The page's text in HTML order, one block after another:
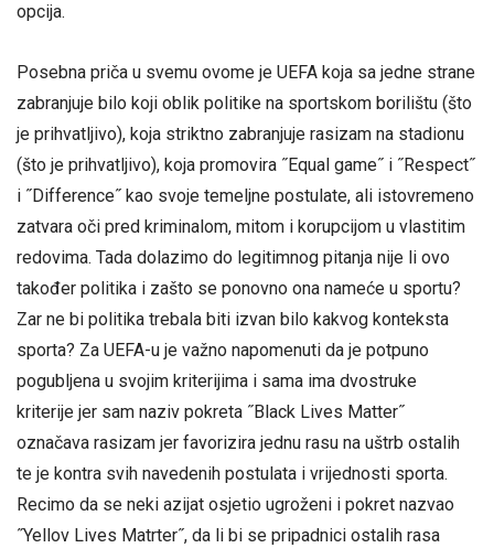
opcija.
Posebna priča u svemu ovome je UEFA koja sa jedne strane
zabranjuje bilo koji oblik politike na sportskom borilištu (što
je prihvatljivo), koja striktno zabranjuje rasizam na stadionu
(što je prihvatljivo), koja promovira ˝Equal game˝ i ˝Respect˝
i ˝Difference˝ kao svoje temeljne postulate, ali istovremeno
zatvara oči pred kriminalom, mitom i korupcijom u vlastitim
redovima. Tada dolazimo do legitimnog pitanja nije li ovo
također politika i zašto se ponovno ona nameće u sportu?
Zar ne bi politika trebala biti izvan bilo kakvog konteksta
sporta? Za UEFA-u je važno napomenuti da je potpuno
pogubljena u svojim kriterijima i sama ima dvostruke
kriterije jer sam naziv pokreta ˝Black Lives Matter˝
označava rasizam jer favorizira jednu rasu na uštrb ostalih
te je kontra svih navedenih postulata i vrijednosti sporta.
Recimo da se neki azijat osjetio ugroženi i pokret nazvao
˝Yellov Lives Matrter˝, da li bi se pripadnici ostalih rasa